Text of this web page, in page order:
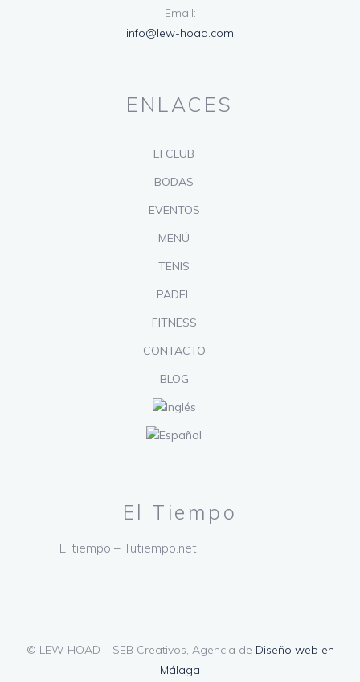
Email:
info@lew-hoad.com
ENLACES
El CLUB
BODAS
EVENTOS
MENÚ
TENIS
PADEL
FITNESS
CONTACTO
BLOG
El Tiempo
El tiempo – Tutiempo.net
© LEW HOAD – SEB Creativos, Agencia de Diseño web en
Málaga